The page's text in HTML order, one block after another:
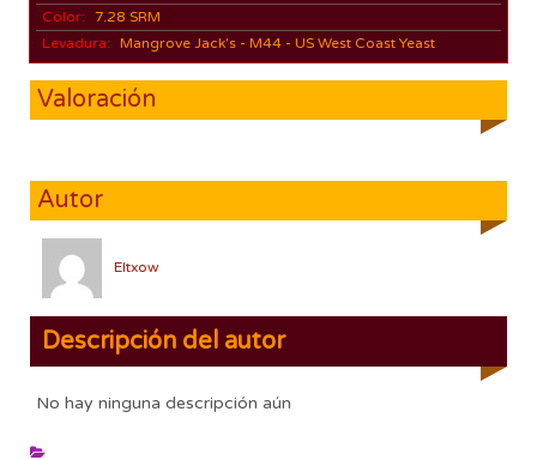
Color: 7.28 SRM
Levadura: Mangrove Jack's - M44 - US West Coast Yeast
Valoración
Autor
Eltxow
Descripción del autor
No hay ninguna descripción aún